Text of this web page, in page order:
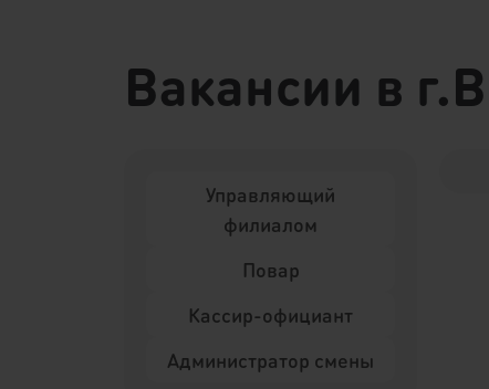
Вакансии в
Управляющий
филиалом
Повар
Кассир-официант
Администратор смены